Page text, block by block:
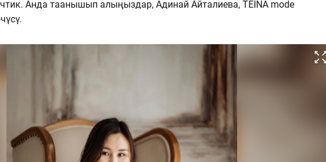
Анда таанышып алыңыздар, Адинай Айталиева, TEINA mode